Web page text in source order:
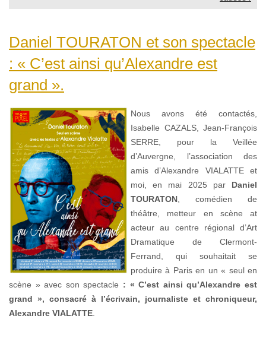
Daniel TOURATON et son spectacle
: « C’est ainsi qu’Alexandre est
grand ».
Nous avons été contactés,
Isabelle CAZALS, Jean-François
SERRE, pour la Veillée
d’Auvergne, l’association des
amis d’Alexandre VIALATTE et
moi, en mai 2025 par Daniel
TOURATON , comédien de
théâtre, metteur en scène at
acteur au centre régional d’Art
Dramatique de Clermont-
Ferrand, qui souhaitait se
produire à Paris en un « seul en
scène » avec son spectacle : « C’est ainsi qu’Alexandre est
grand », consacré à l’écrivain, journaliste et chroniqueur,
Alexandre VIALATTE